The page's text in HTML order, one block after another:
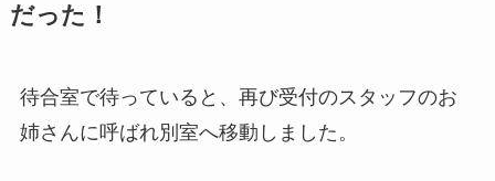
だった！
待合室で待っていると、再び受付のスタッフのお
姉さんに呼ばれ別室へ移動しました。